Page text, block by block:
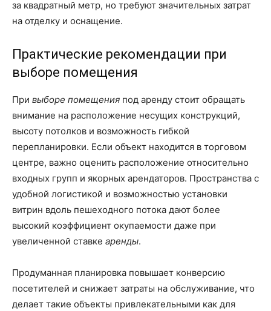
за квадратный метр, но требуют значительных затрат
на отделку и оснащение.
Практические рекомендации при
выборе помещения
При выборе помещения под аренду стоит обращать
внимание на расположение несущих конструкций,
высоту потолков и возможность гибкой
перепланировки. Если объект находится в торговом
центре, важно оценить расположение относительно
входных групп и якорных арендаторов. Пространства с
удобной логистикой и возможностью установки
витрин вдоль пешеходного потока дают более
высокий коэффициент окупаемости даже при
увеличенной ставке аренды.
Продуманная планировка повышает конверсию
посетителей и снижает затраты на обслуживание, что
делает такие объекты привлекательными как для